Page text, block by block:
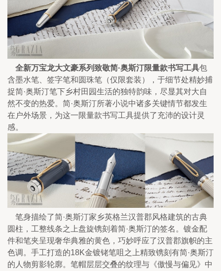
全新万宝龙大文豪系列致敬简·奥斯汀限量款书写工具包
含墨水笔、签字笔和圆珠笔（仅限套装），于细节处精妙捕
捉简·奥斯汀笔下乡村田园生活的独特韵味，尽显其对大自
然不变的热爱。简·奥斯汀所著小说中诸多关键情节都发生
在户外场景，为这一限量款书写工具提供了充沛的设计灵
感。
笔身描绘了简·奥斯汀家乡英格兰汉普郡风格建筑的古典
圆柱，工整线条之上盘旋镌刻着简·奥斯汀的签名。镀金配
件和笔夹呈现奢华典雅的黄色，巧妙呼应了汉普郡旗帜的主
色调。手工打造的18K金镀铑笔咀之上精致镌刻有简·奥斯汀
的人物剪影轮廓。笔帽层层交叠的纹理与《傲慢与偏见》中